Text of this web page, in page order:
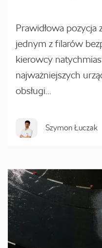
Prawidłowa pozycja
jednym z filarów
kierowcy
najważniejszych
obsługi...
Szymon Łuczak